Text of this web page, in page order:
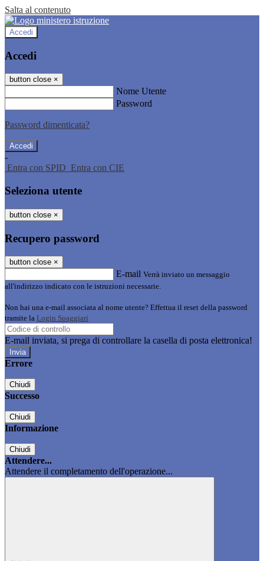
Salta al contenuto
Accedi
Accedi
button close ×
Nome Utente
Password
Password dimenticata?
-
Entra con SPID Entra con CIE
Seleziona utente
button close ×
Recupero password
button close ×
E-mail Verrà inviato un messaggio
all'indirizzo indicato con le istruzioni necessarie.
Non hai una e-mail associata al nome utente? Effettua il reset della password
tramite la Login Spaggiari
E-mail inviata, si prega di controllare la casella di posta elettronica!
Errore
Chiudi
Successo
Chiudi
Informazione
Chiudi
Attendere...
Attendere il completamento dell'operazione...